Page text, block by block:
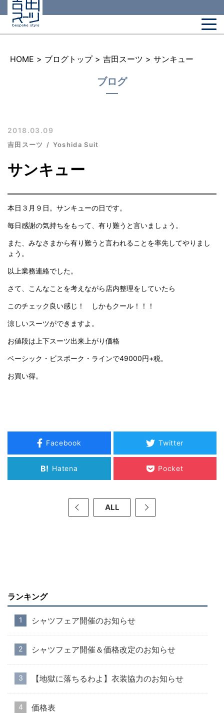
HOME > ブログトップ > 吉田スーツ > サンキュー
ブログ
2018.03.09
吉田スーツ Yoshida Suit
サンキュー
本日３月９日。サンキューの日です。
毎日感謝の気持ちをもって、有り難うと言いましょう。
また、みなさまから有り難うと言われることを率先してやりまし
ょう。
以上業務連絡でした。
さて、こんなことを考えながら店内整理をしていたら
このチェック良い感じ！ しかもクール！！！
涼しいスーツができますよ。
お値段は上下スーツ出来上がり価格
ベーシック・ビスポーク・ラインで49000円+税。
お買い得。
Facebook Twitter
B! Hatena Pocket
ALL
ランキング
シャツフェア開催のお知らせ
シャツフェア開催＆価格改定のお知らせ
【地獄に落ちるわよ】衣装協力のお知らせ
価格表